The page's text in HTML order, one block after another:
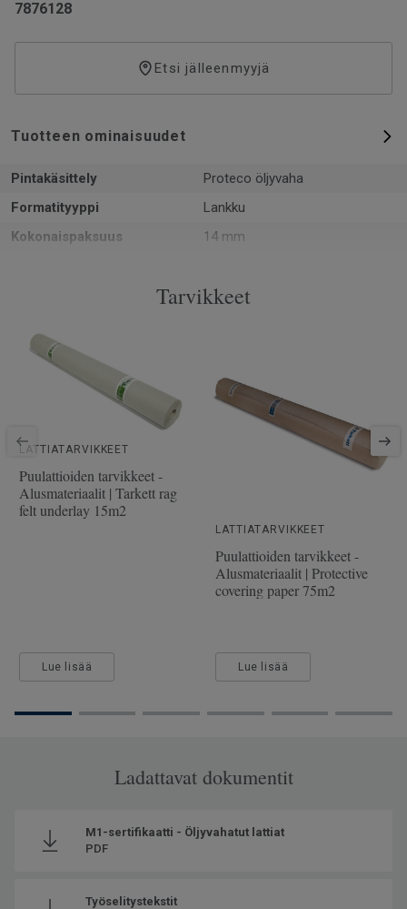
7876128
Etsi jälleenmyyjä
Tuotteen ominaisuudet
Pintakäsittely
Proteco öljyvaha
Formatityyppi
Lankku
Kokonaispaksuus
14 mm
Kyllä
Kappaleita laatikossa
Asennusmenetelmä
Lukkopontti
SAP-tuotenumero
7876128
Viistetyt reunat
Puulaji
Pituus
3.5 mm
16.2 cm
Tarvikkeet
LATTIATARVIKKEET
Puulattioiden tarvikkeet -
Alusmateriaalit | Tarkett rag
felt underlay 15m2
Lue lisää
LATTIATARVIKKEET
Puulattioiden tarvikkeet -
Alusmateriaalit | Protective
covering paper 75m2
Lue lisää
Ladattavat dokumentit
M1-sertifikaatti - Öljyvahatut lattiat
PDF
Työselitystekstit